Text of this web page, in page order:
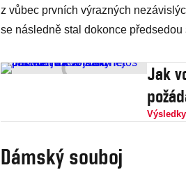
z vůbec prvních výrazných
se následně stal dokonce
Jak
Dámský souboj